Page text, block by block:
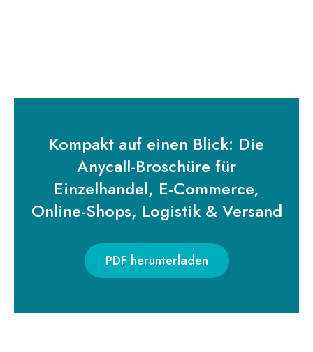
Kompakt auf einen Blick: Die
Anycall-Broschüre für
Einzelhandel, E-Commerce,
Online-Shops, Logistik & Versand
PDF herunterladen